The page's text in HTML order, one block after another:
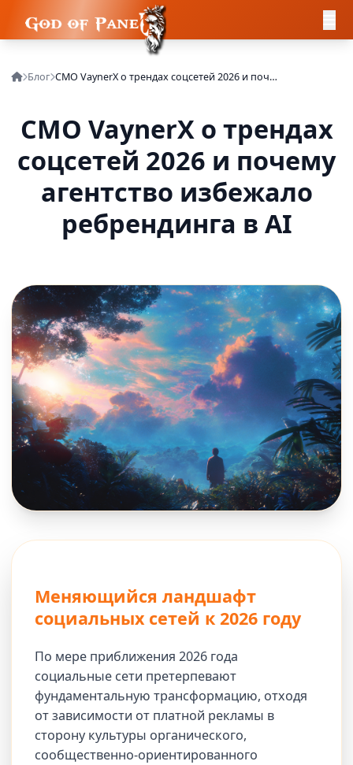
Блог CMO VaynerX о трендах соцсетей 2026 и почему агентство избежало ребрендинга в AI
CMO VaynerX о трендах
соцсетей 2026 и почему
агентство избежало
ребрендинга в AI
Меняющийся ландшафт
социальных сетей к 2026 году
По мере приближения 2026 года
социальные сети претерпевают
фундаментальную трансформацию, отходя
от зависимости от платной рекламы в
сторону культуры органического,
сообщественно-ориентированного